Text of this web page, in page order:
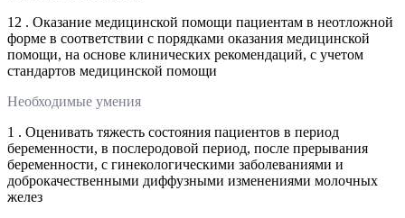
12 . Оказание медицинской помощи пациентам в неотложной
форме в соответствии с порядками оказания медицинской
помощи, на основе клинических рекомендаций, с учетом
стандартов медицинской помощи
Необходимые умения
1 . Оценивать тяжесть состояния пациентов в период
беременности, в послеродовой период, после прерывания
беременности, с гинекологическими заболеваниями и
доброкачественными диффузными изменениями молочных
желез